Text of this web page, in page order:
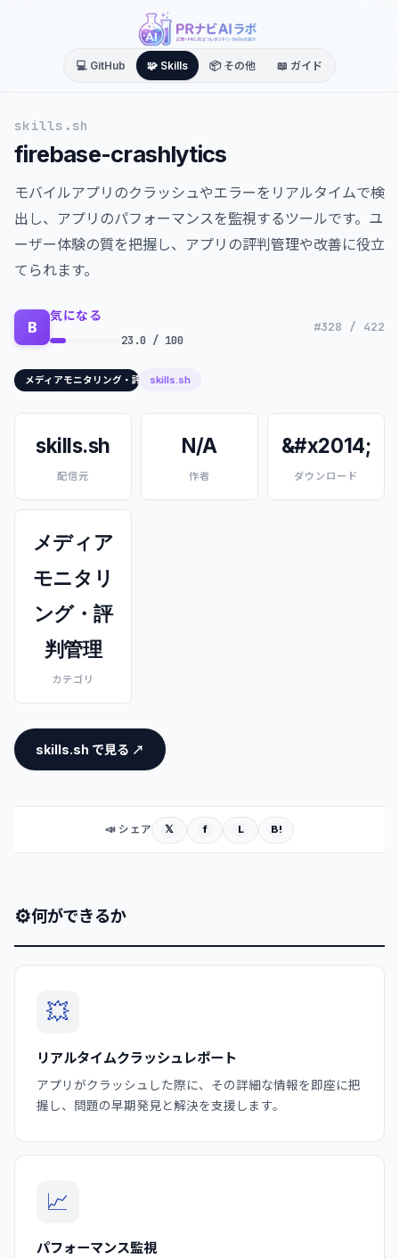
💻 GitHub 🧩 Skills 📦 その他 📖 ガイド
skills.sh
firebase-crashlytics
モバイルアプリのクラッシュやエラーをリアルタイムで検
出し、アプリのパフォーマンスを監視するツールです。ユ
ーザー体験の質を把握し、アプリの評判管理や改善に役立
てられます。
B
気になる
23.0 / 100
#328 / 422
メディアモニタリング・評判管理skills.sh
skills.sh
配信元
N/A
作者
&#x2014;
ダウンロード
メディア
モニタリ
ング・評
判管理
カテゴリ
skills.sh で見る ↗
📣 シェア 𝕏 f L B!
⚙何ができるか
💥
リアルタイムクラッシュレポート
アプリがクラッシュした際に、その詳細な情報を即座に把
握し、問題の早期発見と解決を支援します。
📈
パフォーマンス監視